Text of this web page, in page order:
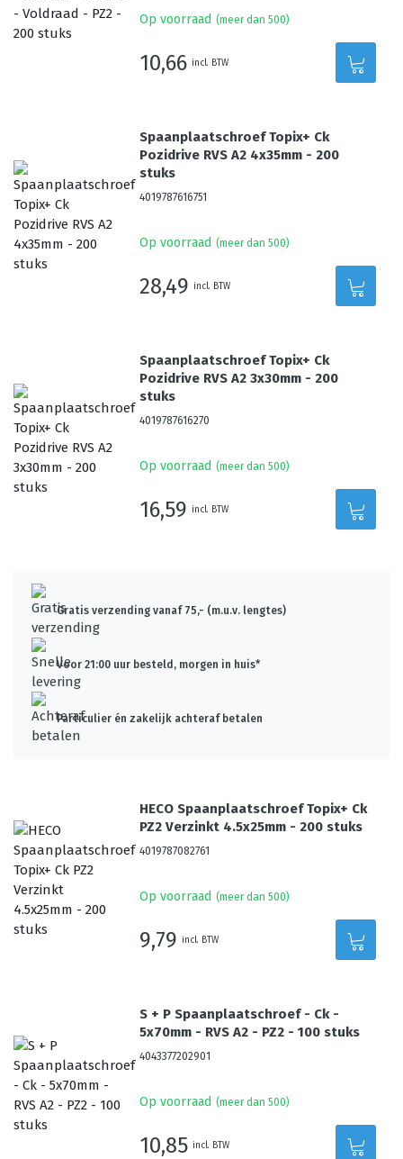
Op voorraad (meer dan 500)
10,66 incl. BTW
Spaanplaatschroef Topix+ Ck
Pozidrive RVS A2 4x35mm - 200
stuks
4019787616751
Op voorraad (meer dan 500)
28,49 incl. BTW
Spaanplaatschroef Topix+ Ck
Pozidrive RVS A2 3x30mm - 200
stuks
4019787616270
Op voorraad (meer dan 500)
16,59 incl. BTW
Gratis verzending vanaf 75,- (m.u.v. lengtes)
Voor 21:00 uur besteld, morgen in huis*
Particulier én zakelijk achteraf betalen
HECO Spaanplaatschroef Topix+ Ck
PZ2 Verzinkt 4.5x25mm - 200 stuks
4019787082761
Op voorraad (meer dan 500)
9,79 incl. BTW
S + P Spaanplaatschroef - Ck -
5x70mm - RVS A2 - PZ2 - 100 stuks
4043377202901
Op voorraad (meer dan 500)
10,85 incl. BTW